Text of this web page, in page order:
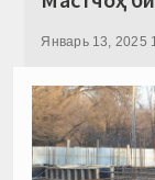
Январь 13, 2025